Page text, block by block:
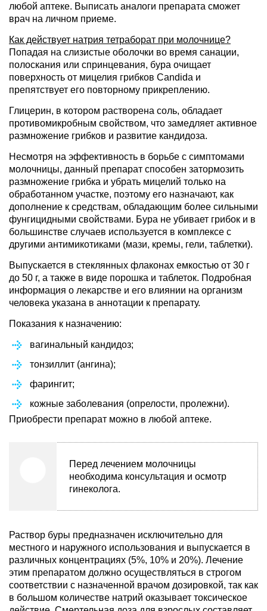
любой аптеке. Выписать аналоги препарата сможет
врач на личном приеме.
Как действует натрия тетраборат при молочнице?
Попадая на слизистые оболочки во время санации,
полоскания или спринцевания, бура очищает
поверхность от мицелия грибков Candida и
препятствует его повторному прикреплению.
Глицерин, в котором растворена соль, обладает
противомикробным свойством, что замедляет активное
размножение грибков и развитие кандидоза.
Несмотря на эффективность в борьбе с симптомами
молочницы, данный препарат способен затормозить
размножение грибка и убрать мицелий только на
обработанном участке, поэтому его назначают, как
дополнение к средствам, обладающим более сильными
фунгицидными свойствами. Бура не убивает грибок и в
большинстве случаев используется в комплексе с
другими антимикотиками (мази, кремы, гели, таблетки).
Выпускается в стеклянных флаконах емкостью от 30 г
до 50 г, а также в виде порошка и таблеток. Подробная
информация о лекарстве и его влиянии на организм
человека указана в аннотации к препарату.
Показания к назначению:
вагинальный кандидоз;
тонзиллит (ангина);
фарингит;
кожные заболевания (опрелости, пролежни).
Приобрести препарат можно в любой аптеке.
Перед лечением молочницы
необходима консультация и осмотр
гинеколога.
Раствор буры предназначен исключительно для
местного и наружного использования и выпускается в
различных концентрациях (5%, 10% и 20%). Лечение
этим препаратом должно осуществляться в строгом
соответствии с назначенной врачом дозировкой, так как
в большом количестве натрий оказывает токсическое